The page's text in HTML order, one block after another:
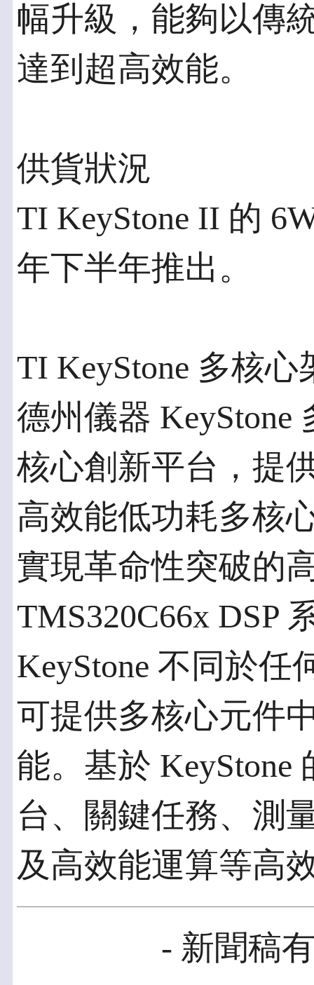
幅升級，能夠以傳
達到超高效能。
供貨狀況
TI KeyStone II 的
年下半年推出。
TI KeyStone 多核心
德州儀器 KeyStone
核心創新平台，提
高效能低功耗多核
實現革命性突破的
TMS320C66x DSP
KeyStone 不同於
可提供多核心元件
能。基於 KeyStone
台、關鍵任務、測
及高效能運算等高
- 新聞稿